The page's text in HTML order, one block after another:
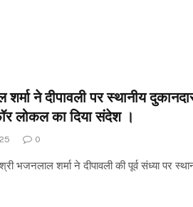
ने दीपावली पर स्थानीय
लोकल का दिया संदेश ।
0
भजनलाल शर्मा ने दीपावली की पूर्व संध्या पर